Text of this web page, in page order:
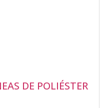
DE POLIÉSTER